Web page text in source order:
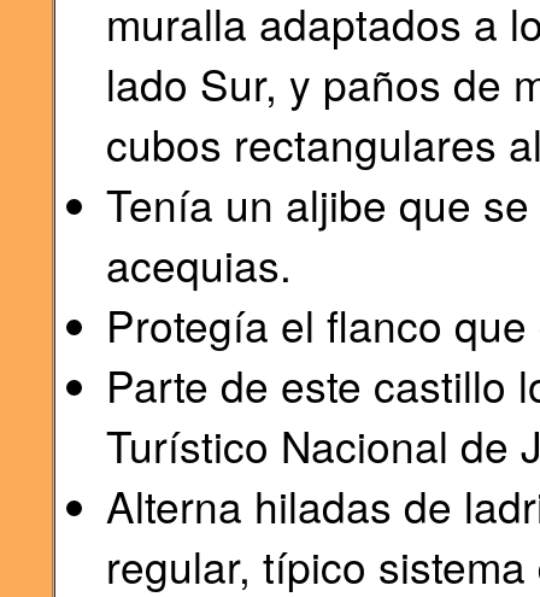
muralla adaptados a
lado Sur, y paños de
cubos rectangulares
Tenía un aljibe que
acequias.
Protegía el flanco
Parte de este castillo
Turístico Nacional de
Alterna hiladas de
regular, típico